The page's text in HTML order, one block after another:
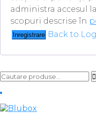
administra accesul
scopuri descrise în
Inregistrare Back to